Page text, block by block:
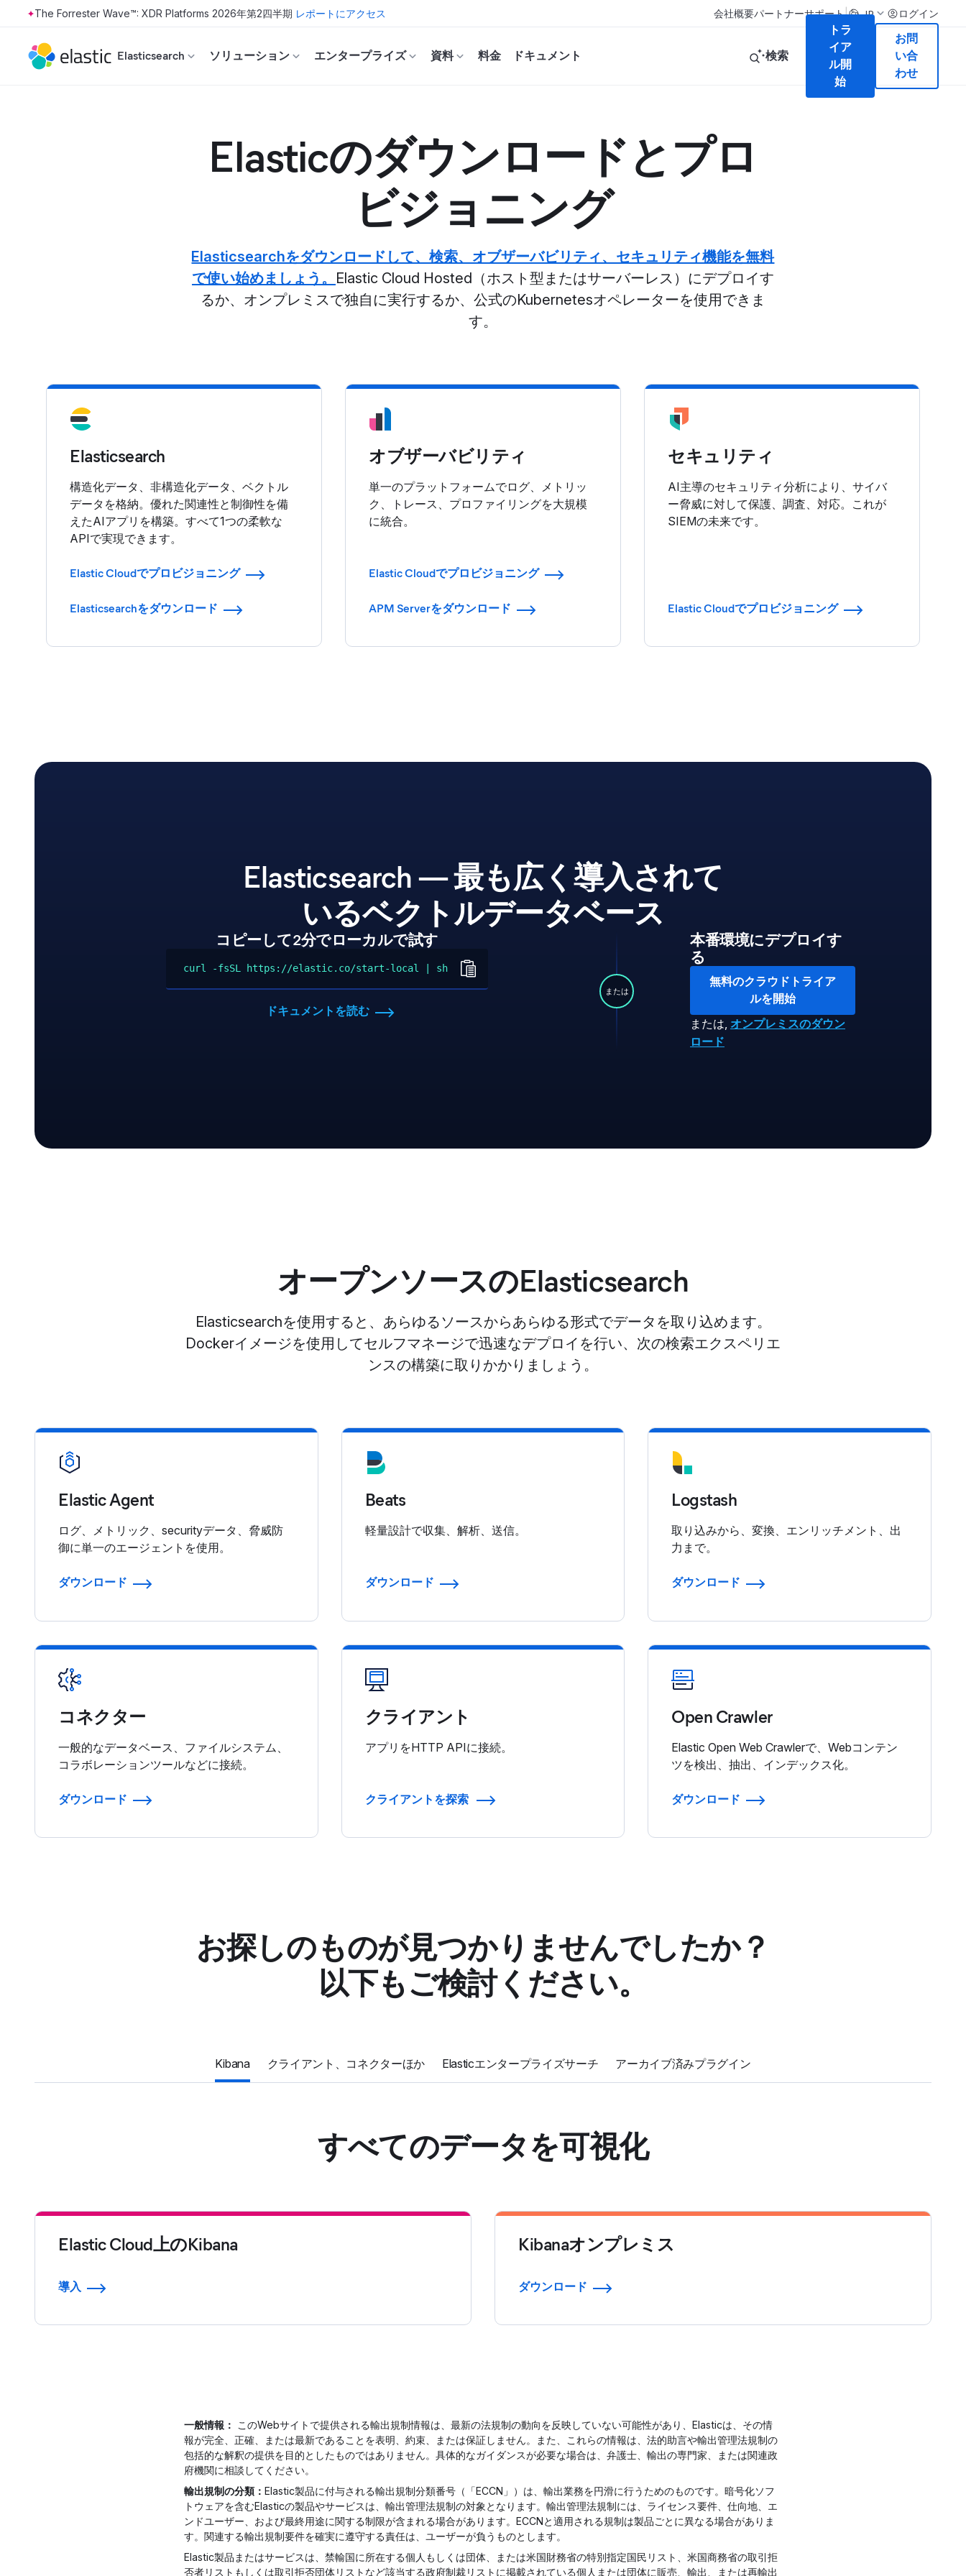
Skip to main content
The Forrester Wave™: XDR Platforms 2026年第2四半期 レポートにアクセス 会社概要パートナーサポート| JP ログイン
Elasticsearch ソリューション エンタープライズ 資料 料金 ドキュメント 検索
トラ
イア
ル開
始
お問
い合
わせ
Elasticのダウンロードとプロ
ビジョニング
Elasticsearchをダウンロードして、検索、オブザーバビリティ、セキュリティ機能を無料
で使い始めましょう。 Elastic Cloud Hosted（ホスト型またはサーバーレス）にデプロイす
るか、オンプレミスで独自に実行するか、公式のKubernetesオペレーターを使用できま
す。
Elasticsearch
構造化データ、非構造化データ、ベクトル
データを格納。優れた関連性と制御性を備
えたAIアプリを構築。すべて1つの柔軟な
APIで実現できます。
Elastic Cloudでプロビジョニング
Elasticsearchをダウンロード
オブザーバビリティ
単一のプラットフォームでログ、メトリッ
ク、トレース、プロファイリングを大規模
に統合。
Elastic Cloudでプロビジョニング
APM Serverをダウンロード
セキュリティ
AI主導のセキュリティ分析により、サイバ
ー脅威に対して保護、調査、対応。これが
SIEMの未来です。
Elastic Cloudでプロビジョニング
Elasticsearch — 最も広く導入されて
いるベクトルデータベース
コピーして2分でローカルで試す
curl -fsSL https://elastic.co/start-local | sh
ドキュメントを読む
または
本番環境にデプロイす
る
無料のクラウドトライア
ルを開始
または, オンプレミスのダウン
ロード
オープンソースのElasticsearch
Elasticsearchを使用すると、あらゆるソースからあらゆる形式でデータを取り込めます。
Dockerイメージを使用してセルフマネージで迅速なデプロイを行い、次の検索エクスペリエ
ンスの構築に取りかかりましょう。
Elastic Agent
ログ、メトリック、securityデータ、脅威防
御に単一のエージェントを使用。
ダウンロード
Beats
軽量設計で収集、解析、送信。
ダウンロード
Logstash
取り込みから、変換、エンリッチメント、出
力まで。
ダウンロード
コネクター
一般的なデータベース、ファイルシステム、
コラボレーションツールなどに接続。
ダウンロード
クライアント
アプリをHTTP APIに接続。
クライアントを探索
Open Crawler
Elastic Open Web Crawlerで、Webコンテン
ツを検出、抽出、インデックス化。
ダウンロード
お探しのものが見つかりませんでしたか？
以下もご検討ください。
Kibana クライアント、コネクターほか Elasticエンタープライズサーチ アーカイブ済みプラグイン
すべてのデータを可視化
Elastic Cloud上のKibana
導入
Kibanaオンプレミス
ダウンロード
一般情報：
このWebサイトで提供される輸出規制情報は、最新の法規制の動向を反映していない可能性があり、Elasticは、その情
報が完全、正確、または最新であることを表明、約束、または保証しません。また、これらの情報は、法的助言や輸出管理法規制の
包括的な解釈の提供を目的としたものではありません。具体的なガイダンスが必要な場合は、弁護士、輸出の専門家、または関連政
府機関に相談してください。
輸出規制の分類： Elastic製品に付与される輸出規制分類番号（「ECCN」）は、輸出業務を円滑に行うためのものです。暗号化ソフ
トウェアを含むElasticの製品やサービスは、輸出管理法規制の対象となります。輸出管理法規制には、ライセンス要件、仕向地、エ
ンドユーザー、および最終用途に関する制限が含まれる場合があります。ECCNと適用される規制は製品ごとに異なる場合がありま
す。関連する輸出規制要件を確実に遵守する責任は、ユーザーが負うものとします。
Elastic製品またはサービスは、禁輸国に所在する個人もしくは団体、または米国財務省の特別指定国民リスト、米国商務省の取引拒
否者リストもしくは取引拒否団体リストなど該当する政府制裁リストに掲載されている個人または団体に販売、輸出、または再輸出